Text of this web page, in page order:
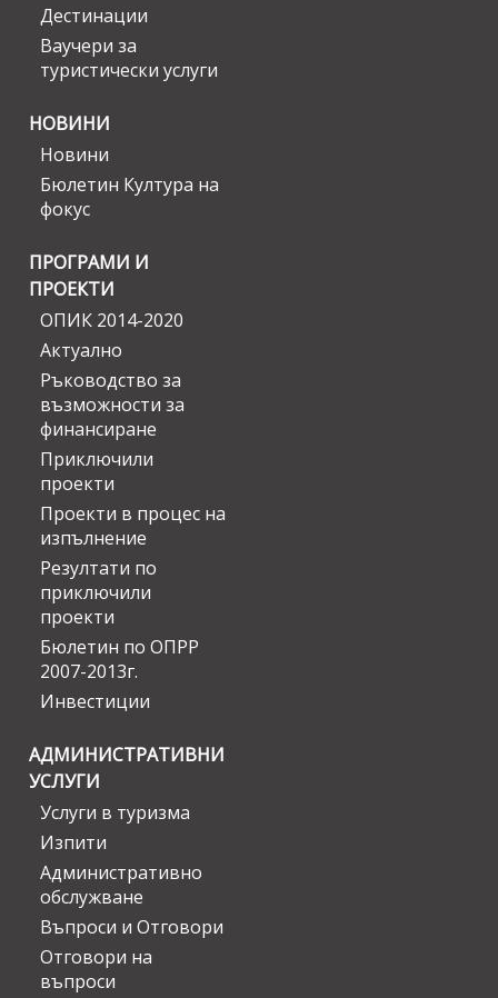
Дестинации
Ваучери за
туристически услуги
НОВИНИ
Новини
Бюлетин Култура на
фокус
ПРОГРАМИ И
ПРОЕКТИ
ОПИК 2014-2020
Актуално
Ръководство за
възможности за
финансиране
Приключили
проекти
Проекти в процес на
изпълнение
Резултати по
приключили
проекти
Бюлетин по ОПРР
2007-2013г.
Инвестиции
АДМИНИСТРАТИВНИ
УСЛУГИ
Услуги в туризма
Изпити
Административно
обслужване
Въпроси и Отговори
Отговори на
въпроси